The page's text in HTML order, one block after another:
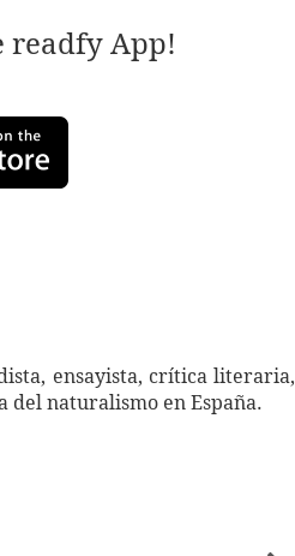
readfy App!
ensayista, crítica literaria,
naturalismo en España.